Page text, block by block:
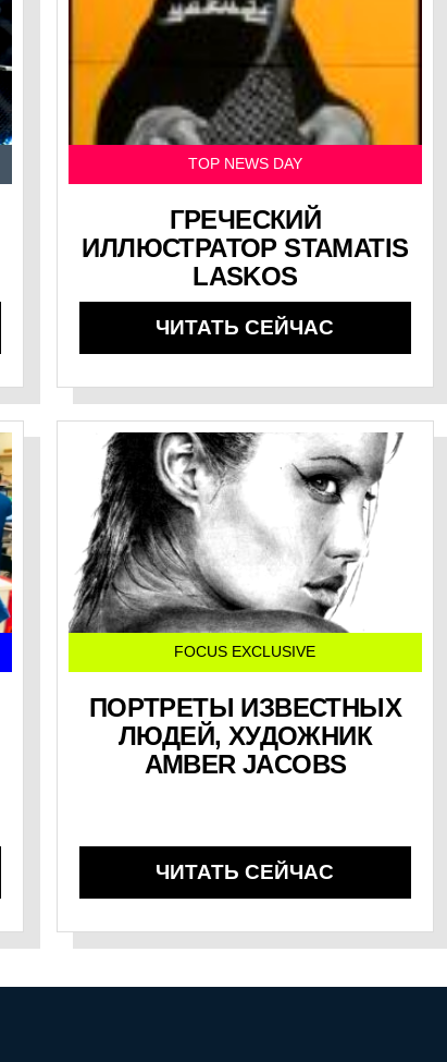
TOP NEWS DAY
ГРЕЧЕСКИЙ
ИЛЛЮСТРАТОР STAMATIS
LASKOS
ЧИТАТЬ СЕЙЧАС
FOCUS EXCLUSIVE
ПОРТРЕТЫ ИЗВЕСТНЫХ
ЛЮДЕЙ, ХУДОЖНИК
AMBER JACOBS
ЧИТАТЬ СЕЙЧАС